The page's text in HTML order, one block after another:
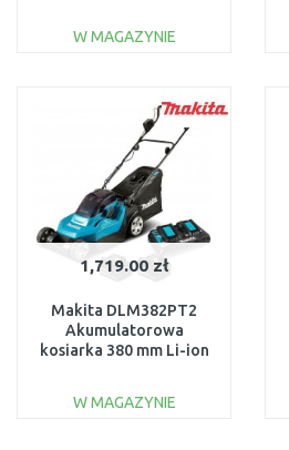
W MAGAZYNIE
Do porównania
1,719.00 zł
Makita DLM382PT2
Akumulatorowa
kosiarka 380 mm Li-ion
W MAGAZYNIE